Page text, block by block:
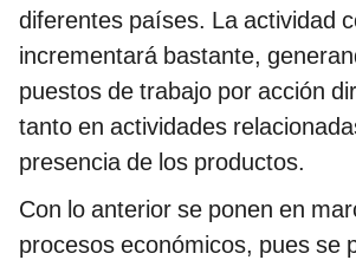
diferentes países. La actividad
incrementará bastante,
puestos de trabajo por acción
tanto en actividades
presencia de los productos.
Con lo anterior se ponen en
procesos económicos, pues se